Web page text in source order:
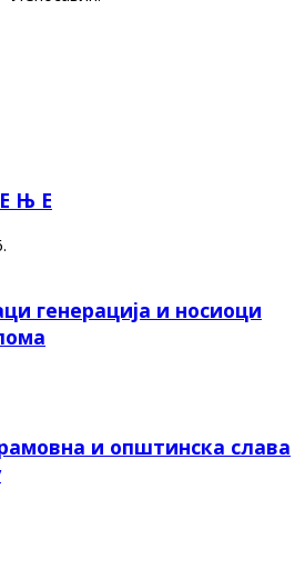
Њ Е
генерација и носиоци
и општинска слава